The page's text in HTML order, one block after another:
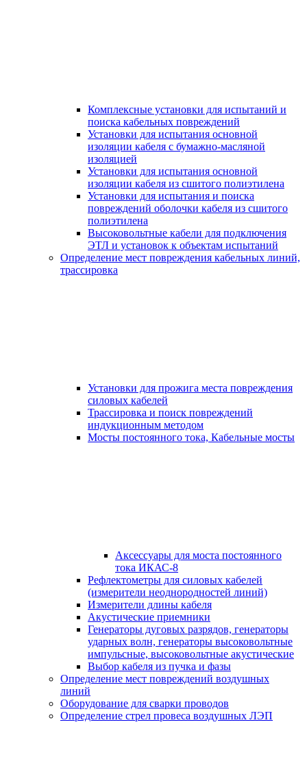
Комплексные установки для испытаний и
поиска кабельных повреждений
Установки для испытания основной
изоляции кабеля с бумажно-масляной
изоляцией
Установки для испытания основной
изоляции кабеля из сшитого полиэтилена
Установки для испытания и поиска
повреждений оболочки кабеля из сшитого
полиэтилена
Высоковольтные кабели для подключения
ЭТЛ и установок к объектам испытаний
Определение мест повреждения кабельных линий,
трассировка
Установки для прожига места повреждения
силовых кабелей
Трассировка и поиск повреждений
индукционным методом
Мосты постоянного тока, Кабельные мосты
Аксессуары для моста постоянного
тока ИКАС-8
Рефлектометры для силовых кабелей
(измерители неоднородностей линий)
Измерители длины кабеля
Акустические приемники
Генераторы дуговых разрядов, генераторы
ударных волн, генераторы высоковольтные
импульсные, высоковольтные акустические
Выбор кабеля из пучка и фазы
Определение мест повреждений воздушных
линий
Оборудование для сварки проводов
Определение стрел провеса воздушных ЛЭП